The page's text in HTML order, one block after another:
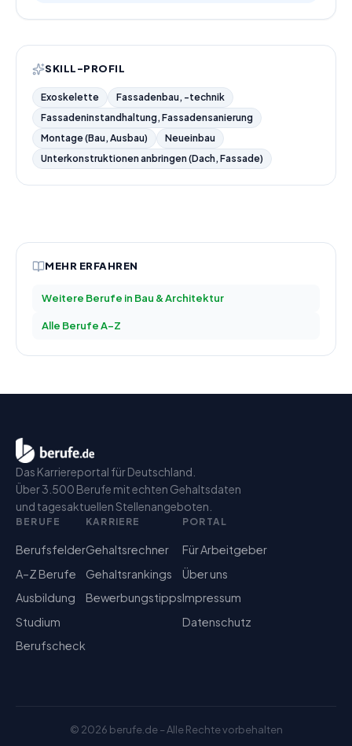
SKILL-PROFIL
Exoskelette
Fassadenbau, -technik
Fassadeninstandhaltung, Fassadensanierung
Montage (Bau, Ausbau)
Neueinbau
Unterkonstruktionen anbringen (Dach, Fassade)
MEHR ERFAHREN
Weitere Berufe in Bau & Architektur
Alle Berufe A–Z
Das Karriereportal für Deutschland.
Über 3.500 Berufe mit echten Gehaltsdaten
und tagesaktuellen Stellenangeboten.
BERUFE
Berufsfelder
A–Z Berufe
Ausbildung
Studium
Berufscheck
KARRIERE
Gehaltsrechner
Gehaltsrankings
Bewerbungstipps
PORTAL
Für Arbeitgeber
Über uns
Impressum
Datenschutz
© 2026 berufe.de – Alle Rechte vorbehalten